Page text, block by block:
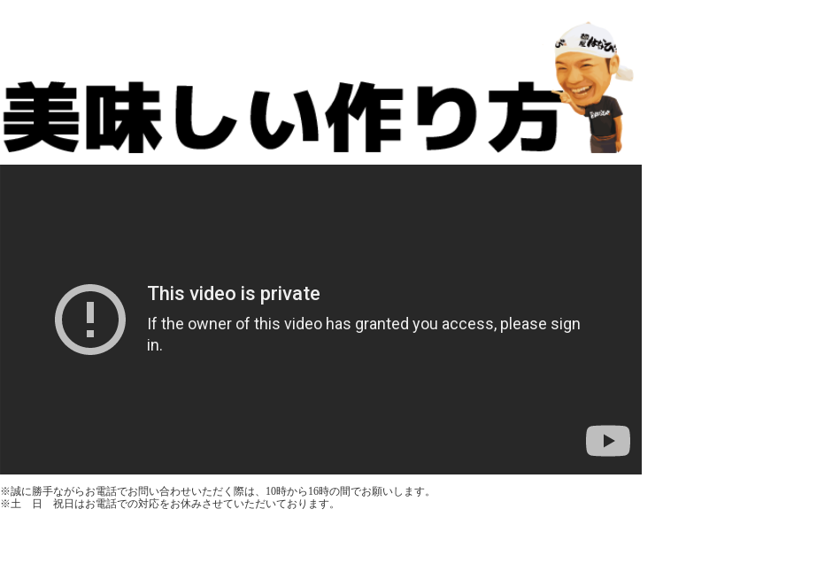
※誠に勝手ながらお電話でお問い合わせいただく際は、10時から16時の間でお願いします。
※土 日 祝日はお電話での対応をお休みさせていただいております。